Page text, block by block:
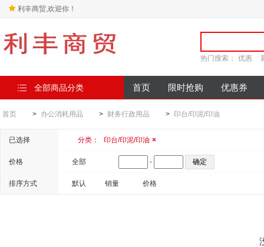
利丰商贸,欢迎你！
热门搜索： 优惠
全部商品分类 首页 限时抢购 优惠券
首页 > 办公消耗用品 > 财务行政用品 > 印台/印泥/印油
已选择 分类： 印台/印泥/印油 ×
价格 全部 -
排序方式 默认 销量 价格